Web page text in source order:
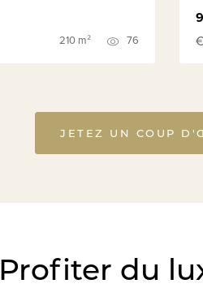
210 m² 76
JETEZ UN COUP
Profiter du